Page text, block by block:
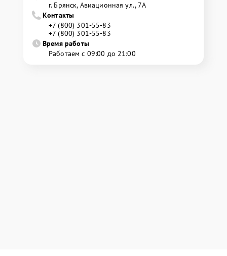
г. Брянск, Авиационная ул., 7А
Контакты
+7 (800) 301-55-83
+7 (800) 301-55-83
Время работы
Работаем с 09:00 до 21:00